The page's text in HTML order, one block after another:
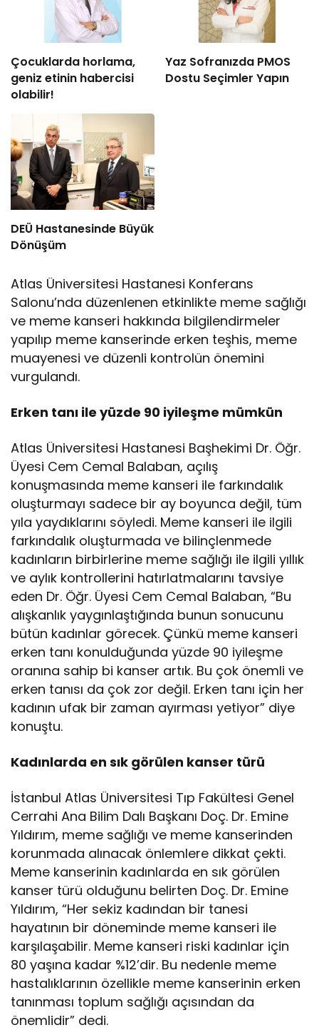
Çocuklarda horlama,
geniz etinin habercisi
olabilir!
Yaz Sofranızda PMOS
Dostu Seçimler Yapın
DEÜ Hastanesinde Büyük
Dönüşüm
Atlas Üniversitesi Hastanesi Konferans
Salonu’nda düzenlenen etkinlikte meme sağlığı
ve meme kanseri hakkında bilgilendirmeler
yapılıp meme kanserinde erken teşhis, meme
muayenesi ve düzenli kontrolün önemini
vurgulandı.
Erken tanı ile yüzde 90 iyileşme mümkün
Atlas Üniversitesi Hastanesi Başhekimi Dr. Öğr.
Üyesi Cem Cemal Balaban, açılış
konuşmasında meme kanseri ile farkındalık
oluşturmayı sadece bir ay boyunca değil, tüm
yıla yaydıklarını söyledi. Meme kanseri ile ilgili
farkındalık oluşturmada ve bilinçlenmede
kadınların birbirlerine meme sağlığı ile ilgili yıllık
ve aylık kontrollerini hatırlatmalarını tavsiye
eden Dr. Öğr. Üyesi Cem Cemal Balaban, “Bu
alışkanlık yaygınlaştığında bunun sonucunu
bütün kadınlar görecek. Çünkü meme kanseri
erken tanı konulduğunda yüzde 90 iyileşme
oranına sahip bi kanser artık. Bu çok önemli ve
erken tanısı da çok zor değil. Erken tanı için her
kadının ufak bir zaman ayırması yetiyor” diye
konuştu.
Kadınlarda en sık görülen kanser türü
İstanbul Atlas Üniversitesi Tıp Fakültesi Genel
Cerrahi Ana Bilim Dalı Başkanı Doç. Dr. Emine
Yıldırım, meme sağlığı ve meme kanserinden
korunmada alınacak önlemlere dikkat çekti.
Meme kanserinin kadınlarda en sık görülen
kanser türü olduğunu belirten Doç. Dr. Emine
Yıldırım, “Her sekiz kadından bir tanesi
hayatının bir döneminde meme kanseri ile
karşılaşabilir. Meme kanseri riski kadınlar için
80 yaşına kadar %12’dir. Bu nedenle meme
hastalıklarının özellikle meme kanserinin erken
tanınması toplum sağlığı açısından da
önemlidir” dedi.